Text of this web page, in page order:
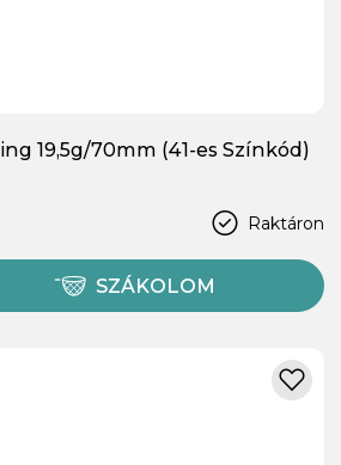
19,5g/70mm (41-es Színkód)
Raktáron
SZÁKOLOM